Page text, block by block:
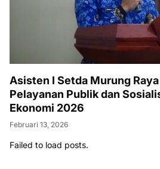
Asisten I Setda Murung
Pelayanan Publik dan
Ekonomi 2026
Februari 13, 2026
Failed to load posts.